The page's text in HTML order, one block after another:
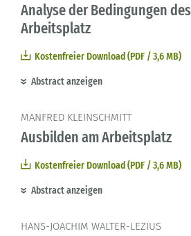
Analyse der Bedingungen
Arbeitsplatz
Kostenfreier Download (PDF / 3,6 MB)
Abstract anzeigen
MANFRED KLEINSCHMITT
Ausbilden am Arbeitsplatz
Kostenfreier Download (PDF / 3,6 MB)
Abstract anzeigen
HANS-JOACHIM WALTER-LEZIUS